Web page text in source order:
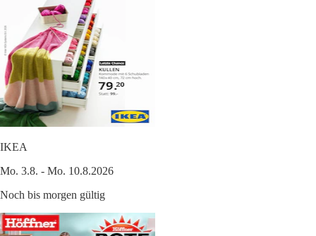
IKEA
Mo. 3.8. - Mo. 10.8.2026
Noch bis morgen gültig